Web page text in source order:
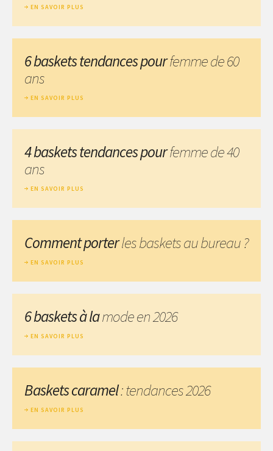
EN SAVOIR PLUS
6 baskets tendances pourfemme de 60
ans
EN SAVOIR PLUS
4 baskets tendances pourfemme de 40
ans
EN SAVOIR PLUS
Comment porterles baskets au bureau ?
EN SAVOIR PLUS
6 baskets à lamode en 2026
EN SAVOIR PLUS
Baskets caramel: tendances 2026
EN SAVOIR PLUS